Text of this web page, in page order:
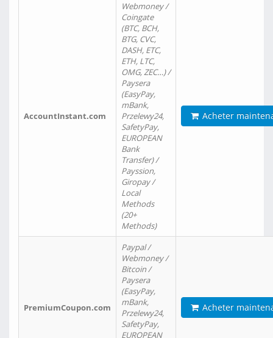
AccountInstant.com
Webmoney /
Coingate
(BTC, BCH,
BTG, CVC,
DASH, ETC,
ETH, LTC,
OMG, ZEC…) /
Paysera
(EasyPay,
mBank,
Przelewy24,
SafetyPay,
EUROPEAN
Bank
Transfer) /
Payssion,
Giropay /
Local
Methods
(20+
Methods)
Acheter
PremiumCoupon.com
Paypal /
Webmoney /
Bitcoin /
Paysera
(EasyPay,
mBank,
Przelewy24,
SafetyPay,
EUROPEAN
Acheter